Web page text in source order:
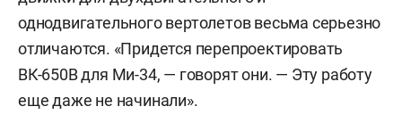
однодвигательного вертолетов весьма серьезно
отличаются. «Придется перепроектировать
ВК-650В для Ми-34, — говорят они. — Эту работу
еще даже не начинали».